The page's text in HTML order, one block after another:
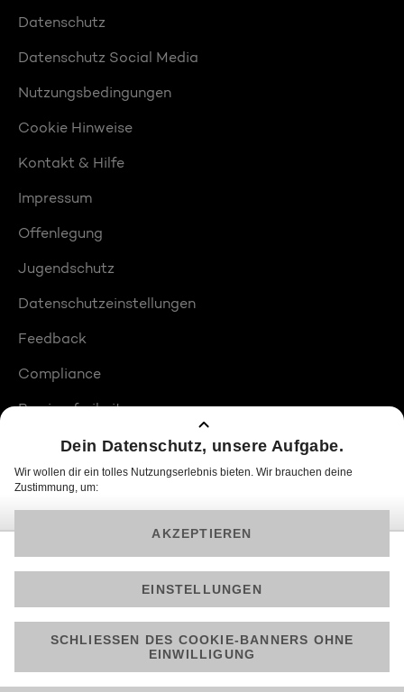
Datenschutz
Datenschutz Social Media
Nutzungsbedingungen
Cookie Hinweise
Kontakt & Hilfe
Impressum
Offenlegung
Jugendschutz
Datenschutzeinstellungen
Feedback
Compliance
Barrierefreiheit
Produktplatzierungen